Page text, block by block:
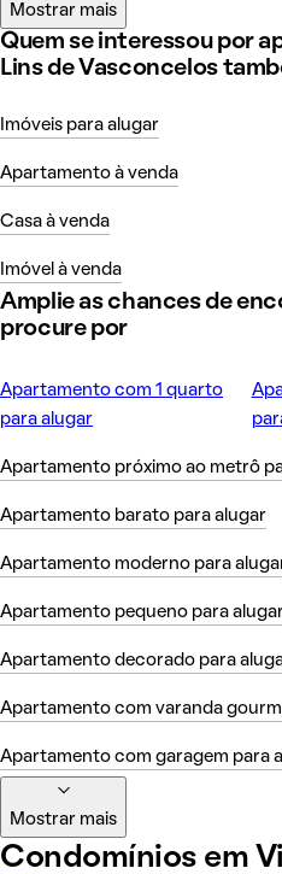
Mostrar mais
Quem se interessou por
Lins de Vasconcelos
Imóveis para alugar
Apartamento à venda
Casa à venda
Imóvel à venda
Amplie as chances de
procure por
Apartamento com 1 quarto
para alugar
Apartamento próximo ao metrô
Apartamento barato para alugar
Apartamento moderno para
Apartamento pequeno para
Apartamento decorado para
Apartamento com varanda
Apartamento com garagem para
Mostrar mais
Condomínios em